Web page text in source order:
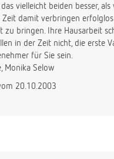
vielleicht beiden besser, als
Zeit damit verbringen
zu bringen. Ihre Hausarbeit
in der Zeit nicht, die erste
für Sie sein.
Monika Selow
20.10.2003